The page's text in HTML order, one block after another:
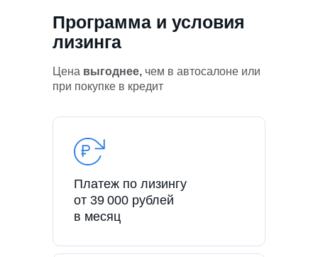
Программа и условия
лизинга
Цена выгоднее, чем в автосалоне или
при покупке в кредит
Платеж по лизингу
от 39 000 рублей
в месяц